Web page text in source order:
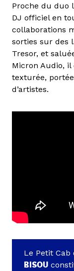
Proche du duo
DJ officiel en
collaborations
sorties sur des
Tresor, et
Micron Audio,
texturée,
d’artistes.
Le Petit
BISOU